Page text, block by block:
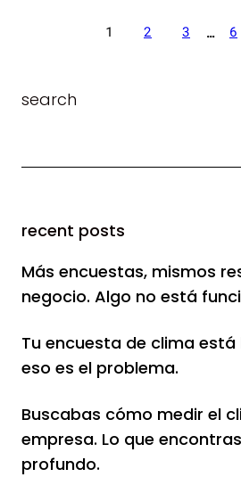
1 2 3 … 6
search
recent posts
Más encuestas, mismos
negocio. Algo no está
Tu encuesta de clima está
eso es el problema.
Buscabas cómo medir el
empresa. Lo que
profundo.